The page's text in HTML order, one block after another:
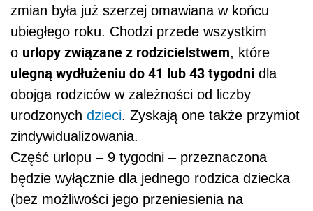
zmian była już szerzej omawiana w końcu
ubiegłego roku. Chodzi przede wszystkim
o urlopy związane z rodzicielstwem, które
ulegną wydłużeniu do 41 lub 43 tygodni dla
obojga rodziców w zależności od liczby
urodzonych dzieci. Zyskają one także przymiot
zindywidualizowania.
Część urlopu – 9 tygodni – przeznaczona
będzie wyłącznie dla jednego rodzica dziecka
(bez możliwości jego przeniesienia na